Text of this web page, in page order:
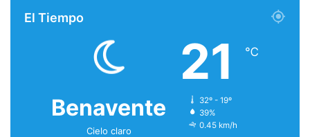
El Tiempo
Benavente
Cielo claro
21 ℃
32º - 19º
39%
0.45 km/h